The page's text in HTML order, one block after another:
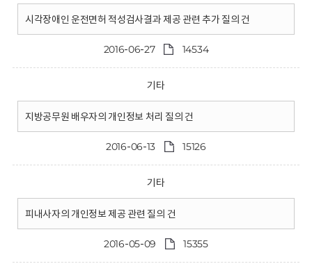
시각장애인 운전면허 적성검사결과 제공 관련 추가 질의 건
2016-06-27 14534
기타
지방공무원 배우자의 개인정보 처리 질의 건
2016-06-13 15126
기타
피내사자의 개인정보 제공 관련 질의 건
2016-05-09 15355